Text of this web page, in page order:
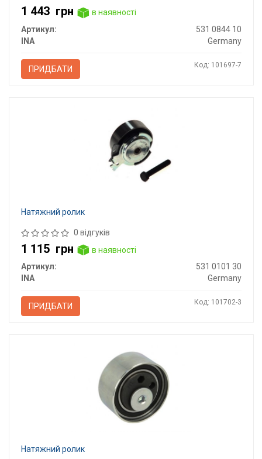
1 443 грн
в наявності
Артикул:
531 0844 10
INA
Germany
ПРИДБАТИ Код: 101697-7
Натяжний ролик
0 відгуків
1 115 грн
в наявності
Артикул:
531 0101 30
INA
Germany
ПРИДБАТИ Код: 101702-3
Натяжний ролик